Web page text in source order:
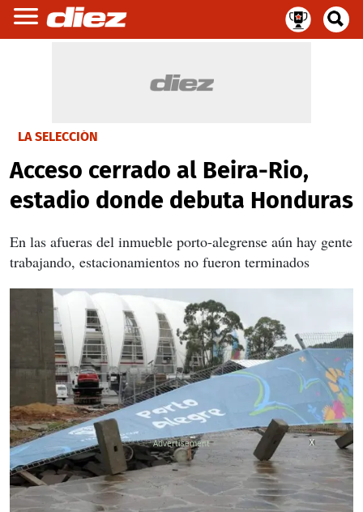
LA SELECCIÓN
Acceso cerrado al Beira-Rio,
estadio donde debuta Honduras
En las afueras del inmueble porto-alegrense aún hay gente
trabajando, estacionamientos no fueron terminados
X